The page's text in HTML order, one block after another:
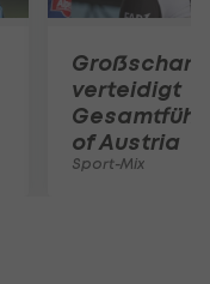
verteidigt
of Austria
Sport-Mix